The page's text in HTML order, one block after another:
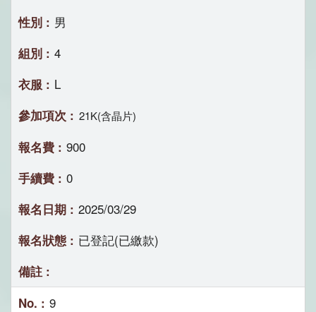
男
4
L
21K(含晶片)
900
0
2025/03/29
已登記(已繳款)
9